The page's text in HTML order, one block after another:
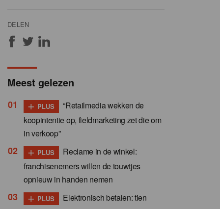
DELEN
Meest gelezen
+ PLUS
“Retailmedia wekken de
koopintentie op, fieldmarketing zet die om
in verkoop”
+ PLUS
Reclame in de winkel:
franchisenemers willen de touwtjes
opnieuw in handen nemen
+ PLUS
Elektronisch betalen: tien